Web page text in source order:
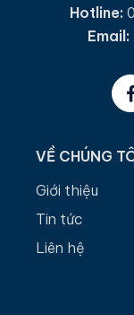
Hotline:
Email:
VỀ CHÚNG
Giới thiệu
Tin tức
Liên hệ